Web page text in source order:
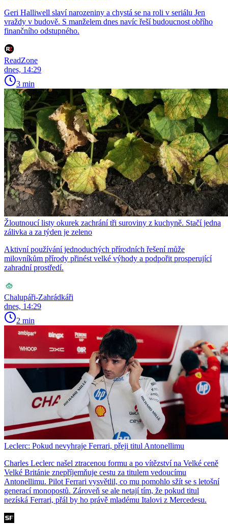
Geri Halliwell slaví narozeniny a chystá se na roli v seriálu Jen
vraždy v budově. S manželem dnes navíc řeší budoucnost obřího
finančního odstupného.
ReadZone
dnes, 14:29
3 min
Žloutnoucí listy okurek zachrání tři suroviny z kuchyně. Stačí jedna
zálivka a za týden je zeleno
Aktivní používání jednoduchých přírodních řešení může
milovníkům přírody přinést velké výhody a podpořit prosperující
zahradní prostředí.
Chalupáři-Zahrádkáři
dnes, 14:29
2 min
Leclerc: Pokud nevyhraje Ferrari, přeji titul Antonellimu
Charles Leclerc našel ztracenou formu a po vítězství na Velké ceně
Velké Británie znepříjemňuje cestu za titulem vedoucímu
Antonellimu. Pilot Ferrari vysvětlil, co mu pomohlo sžít se s letošní
generací monopostů. Zároveň se ale netají tím, že pokud titul
nezíská Ferrari, přál by ho právě mladému Italovi z Mercedesu.